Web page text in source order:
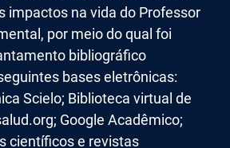
impactos na vida do Professor
por meio do qual foi
bibliográfico
bases eletrônicas:
Scielo; Biblioteca virtual de
Google Acadêmico;
científicos e revistas